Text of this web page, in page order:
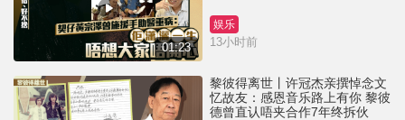
01:23
娱乐
13小时前
黎彼得离世丨许冠杰亲撰悼念文
忆故友：感恩音乐路上有你 黎彼
德曾直认唔夹合作7年终拆伙